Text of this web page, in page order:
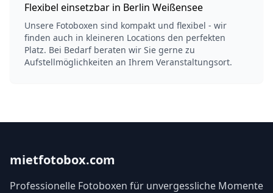
Flexibel einsetzbar in Berlin Weißensee
Unsere Fotoboxen sind kompakt und flexibel - wir
finden auch in kleineren Locations den perfekten
Platz. Bei Bedarf beraten wir Sie gerne zu
Aufstellmöglichkeiten an Ihrem Veranstaltungsort.
mietfotobox.com
Professionelle Fotoboxen für unvergessliche Momente